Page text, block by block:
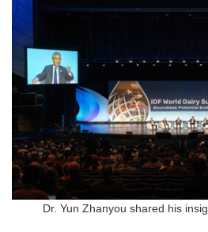
Dr. Yun Zhanyou shared his